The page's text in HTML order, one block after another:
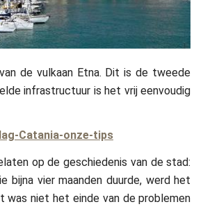
de vulkaan Etna. Dit is de tweede
infrastructuur is het vrij eenvoudig
Catania-onze-tips
op de geschiedenis van de stad:
bijna vier maanden duurde, werd het
niet het einde van de problemen